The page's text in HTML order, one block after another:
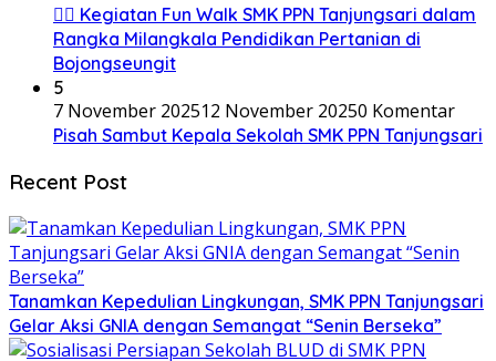
🚶‍♂️ Kegiatan Fun Walk SMK PPN Tanjungsari dalam
Rangka Milangkala Pendidikan Pertanian di
Bojongseungit
5
7 November 202512 November 20250 Komentar
Pisah Sambut Kepala Sekolah SMK PPN Tanjungsari
Recent Post
Tanamkan Kepedulian Lingkungan, SMK PPN Tanjungsari
Gelar Aksi GNIA dengan Semangat “Senin Berseka”